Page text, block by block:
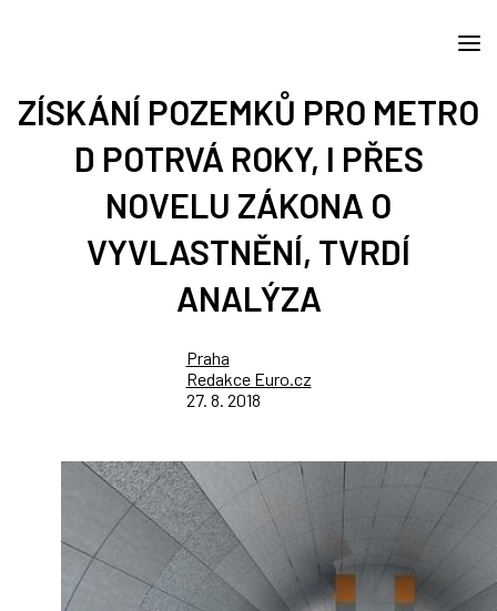
ZÍSKÁNÍ POZEMKŮ PRO METRO
D POTRVÁ ROKY, I PŘES
NOVELU ZÁKONA O
VYVLASTNĚNÍ, TVRDÍ
ANALÝZA
Praha
Redakce Euro.cz
27. 8. 2018